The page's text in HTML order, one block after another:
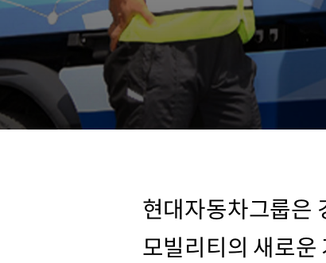
현대자동차그룹은
모빌리티의 새로운